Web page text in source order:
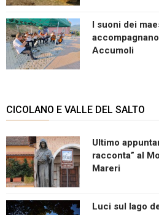
I suoni dei
Accumoli
CICOLANO E VALLE DEL SALTO
Ultimo
racconta” al
Mareri
Luci sul lago